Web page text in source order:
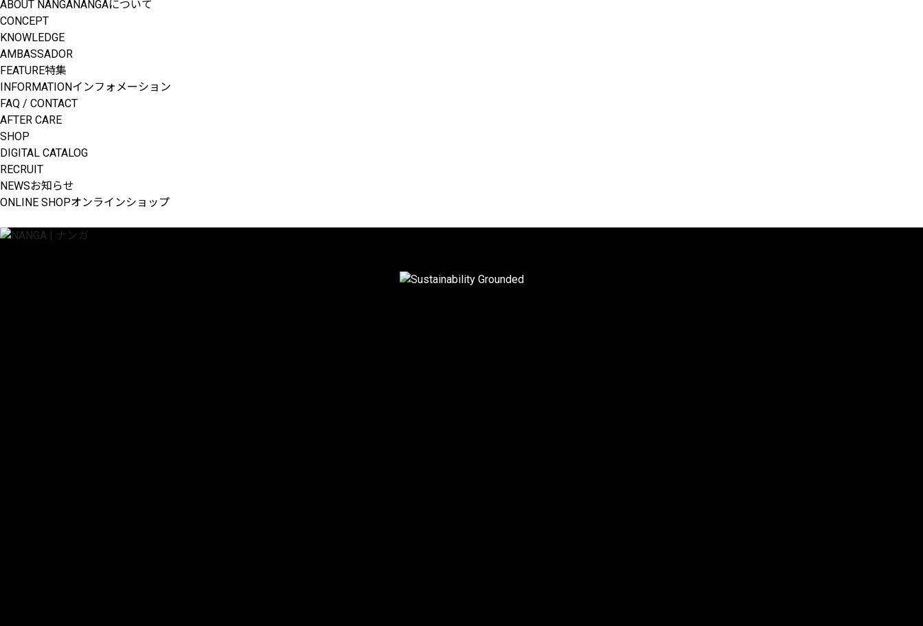
ABOUT NANGANANGAについて
CONCEPT
KNOWLEDGE
AMBASSADOR
FEATURE特集
INFORMATIONインフォメーション
FAQ / CONTACT
AFTER CARE
SHOP
DIGITAL CATALOG
RECRUIT
NEWSお知らせ
ONLINE SHOPオンラインショップ